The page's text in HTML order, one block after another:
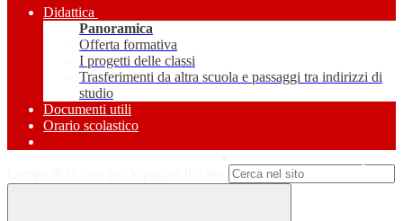
Didattica
Panoramica
Offerta formativa
I progetti delle classi
Trasferimenti da altra scuola e passaggi tra indirizzi di
studio
Documenti utili
Orario scolastico